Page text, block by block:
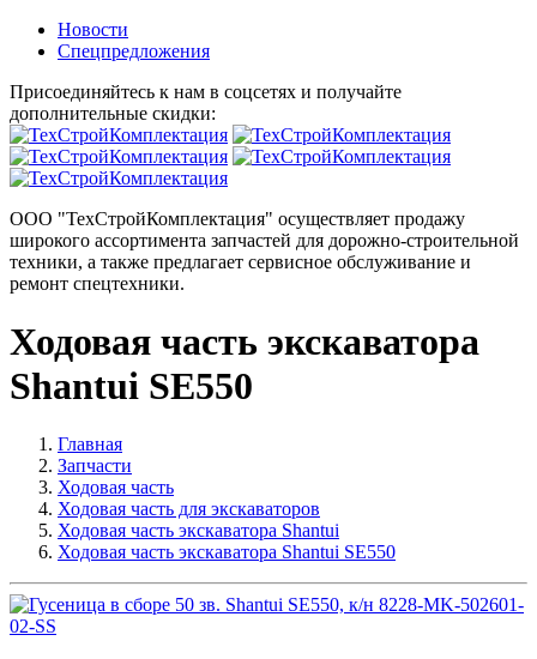
Новости
Спецпредложения
Присоединяйтесь к нам в соцсетях и получайте
дополнительные скидки:
ООО "ТехСтройКомплектация" осуществляет продажу
широкого ассортимента запчастей для дорожно-строительной
техники, а также предлагает сервисное обслуживание и
ремонт спецтехники.
Ходовая часть экскаватора
Shantui SE550
Главная
Запчасти
Ходовая часть
Ходовая часть для экскаваторов
Ходовая часть экскаватора Shantui
Ходовая часть экскаватора Shantui SE550